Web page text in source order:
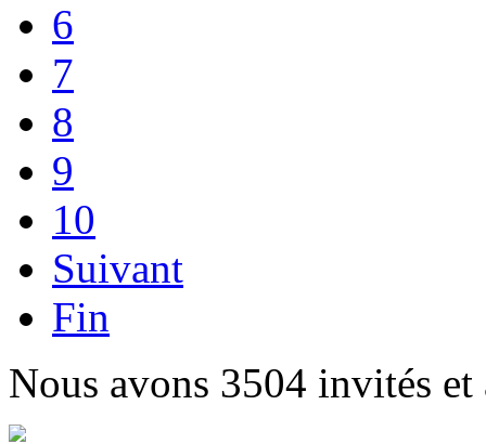
6
7
8
9
10
Suivant
Fin
Nous avons 3504 invités